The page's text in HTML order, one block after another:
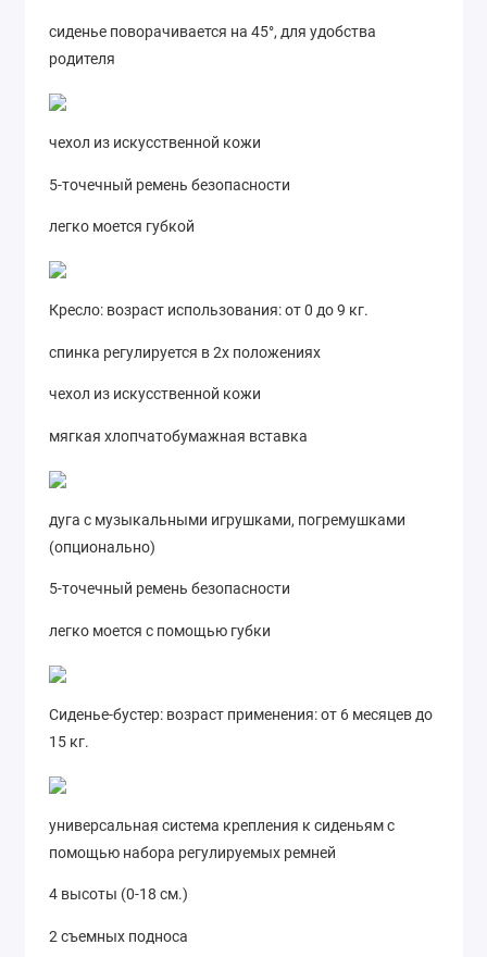
сиденье поворачивается на 45°, для удобства
родителя
чехол из искусственной кожи
5-точечный ремень безопасности
легко моется губкой
Кресло: возраст использования: от 0 до 9 кг.
спинка регулируется в 2х положениях
чехол из искусственной кожи
мягкая хлопчатобумажная вставка
дуга с музыкальными игрушками, погремушками
(опционально)
5-точечный ремень безопасности
легко моется с помощью губки
Сиденье-бустер: возраст применения: от 6 месяцев до
15 кг.
универсальная система крепления к сиденьям с
помощью набора регулируемых ремней
4 высоты (0-18 см.)
2 съемных подноса